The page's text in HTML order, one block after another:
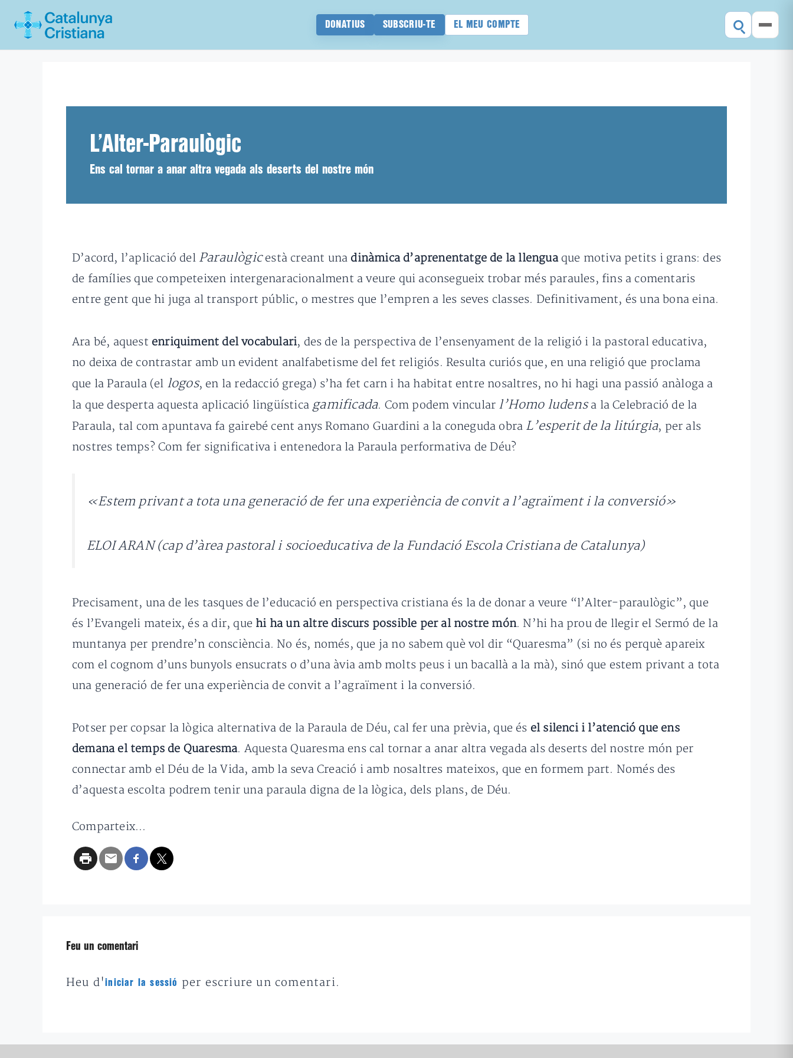
DONATIUS SUBSCRIU-TE EL MEU COMPTE
L’Alter-Paraulògic
Ens cal tornar a anar altra vegada als deserts del nostre món
D’acord, l’aplicació del Paraulògicestà creant una dinàmica d’aprenentatge de la llenguaque motiva petits i grans: des
de famílies que competeixen intergenaracionalment a veure qui aconsegueix trobar més paraules, fins a comentaris
entre gent que hi juga al transport públic, o mestres que l’empren a les seves classes. Definitivament, és una bona eina.
Ara bé, aquest enriquiment del vocabulari, des de la perspectiva de l’ensenyament de la religió i la pastoral educativa,
no deixa de contrastar amb un evident analfabetisme del fet religiós. Resulta curiós que, en una religió que proclama
que la Paraula (el logos, en la redacció grega) s’ha fet carn i ha habitat entre nosaltres, no hi hagi una passió anàloga a
la que desperta aquesta aplicació lingüística gamificada. Com podem vincular l’Homo ludensa la Celebració de la
Paraula, tal com apuntava fa gairebé cent anys Romano Guardini a la coneguda obra L’esperit de la litúrgia, per als
nostres temps? Com fer significativa i entenedora la Paraula performativa de Déu?
«Estem privant a tota una generació de fer una experiència de convit a l’agraïment i la conversió»
ELOI ARAN (cap d’àrea pastoral i socioeducativa de la Fundació Escola Cristiana de Catalunya)
Precisament, una de les tasques de l’educació en perspectiva cristiana és la de donar a veure “l’Alter-paraulògic”, que
és l’Evangeli mateix, és a dir, que hi ha un altre discurs possible per al nostre món. N’hi ha prou de llegir el Sermó de la
muntanya per prendre’n consciència. No és, només, que ja no sabem què vol dir “Quaresma” (si no és perquè apareix
com el cognom d’uns bunyols ensucrats o d’una àvia amb molts peus i un bacallà a la mà), sinó que estem privant a tota
una generació de fer una experiència de convit a l’agraïment i la conversió.
Potser per copsar la lògica alternativa de la Paraula de Déu, cal fer una prèvia, que és el silenci i l’atenció que ens
demana el temps de Quaresma. Aquesta Quaresma ens cal tornar a anar altra vegada als deserts del nostre món per
connectar amb el Déu de la Vida, amb la seva Creació i amb nosaltres mateixos, que en formem part. Només des
d’aquesta escolta podrem tenir una paraula digna de la lògica, dels plans, de Déu.
Comparteix...
Feu un comentari
Heu d'iniciar la sessió per escriure un comentari.